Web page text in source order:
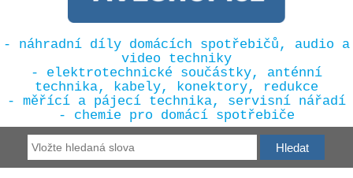
- náhradní díly domácích spotřebičů, audio a
video techniky
- elektrotechnické součástky, anténní
technika, kabely, konektory, redukce
- měřící a pájecí technika, servisní nářadí
- chemie pro domácí spotřebiče